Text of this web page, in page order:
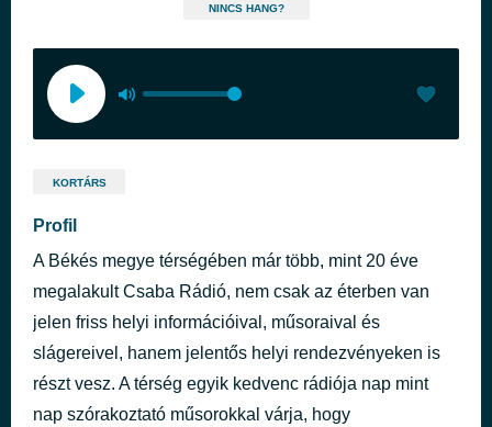
NINCS HANG?
KORTÁRS
Profil
A Békés megye térségében már több, mint 20 éve
megalakult Csaba Rádió, nem csak az éterben van
jelen friss helyi információival, műsoraival és
slágereivel, hanem jelentős helyi rendezvényeken is
részt vesz. A térség egyik kedvenc rádiója nap mint
nap szórakoztató műsorokkal várja, hogy